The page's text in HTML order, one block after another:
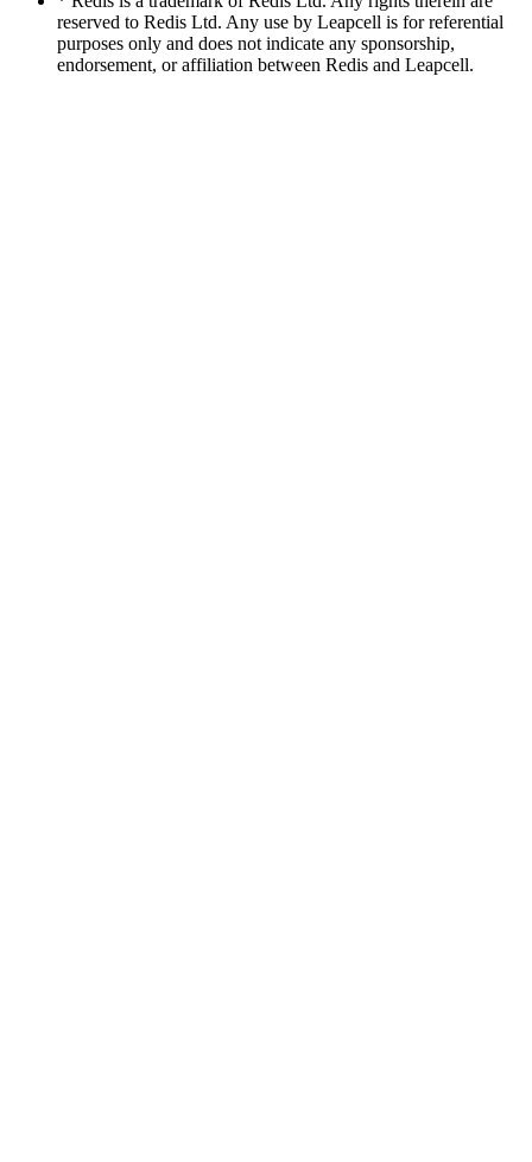
reserved to Redis Ltd. Any use by Leapcell is for referential
purposes only and does not indicate any sponsorship,
endorsement, or affiliation between Redis and Leapcell.